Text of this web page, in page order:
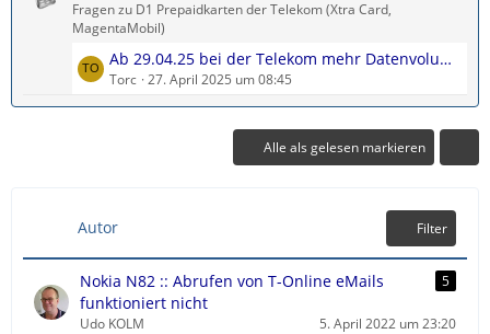
Fragen zu D1 Prepaidkarten der Telekom (Xtra Card,
MagentaMobil)
L
e
t
i
t
r
ä
g
Ab 29.04.25 bei der Telekom mehr Datenvolumen im Prepaid
Torc 27. April 2025 um 08:45
Alle als gelesen markieren
Autor Filter
Nokia N82 :: Abrufen von T-Online eMails
funktioniert nicht
5
Udo KOLM 5. April 2022 um 23:20